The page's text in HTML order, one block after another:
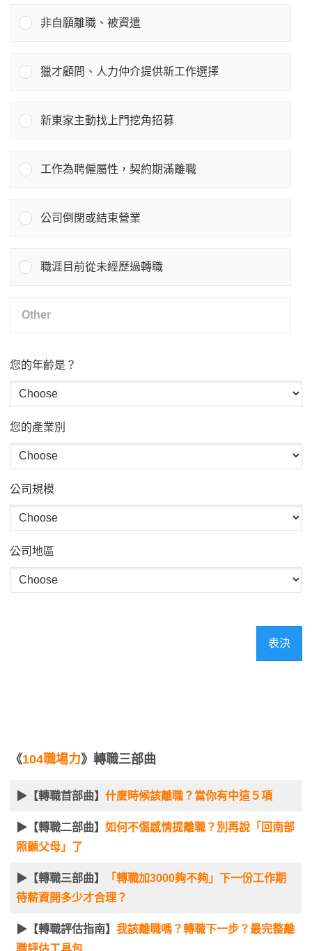
非自願離職、被資遣
獵才顧問、人力仲介提供新工作選擇
新東家主動找上門挖角招募
工作為聘僱屬性，契約期滿離職
公司倒閉或結束營業
職涯目前從未經歷過轉職
您的年齡是？
您的產業別
公司規模
公司地區
表決
《104職場力》轉職三部曲
▶【轉職首部曲】 什麼時候該離職？當你有中這５項
▶【轉職二部曲】 如何不傷感情提離職？別再說「回南部
照顧父母」了
▶【轉職三部曲】
「轉職加3000夠不夠」下一份工作期
待薪資開多少才合理？
▶【轉職評估指南】 我該離職嗎？轉職下一步？最完整離
職評估工具包